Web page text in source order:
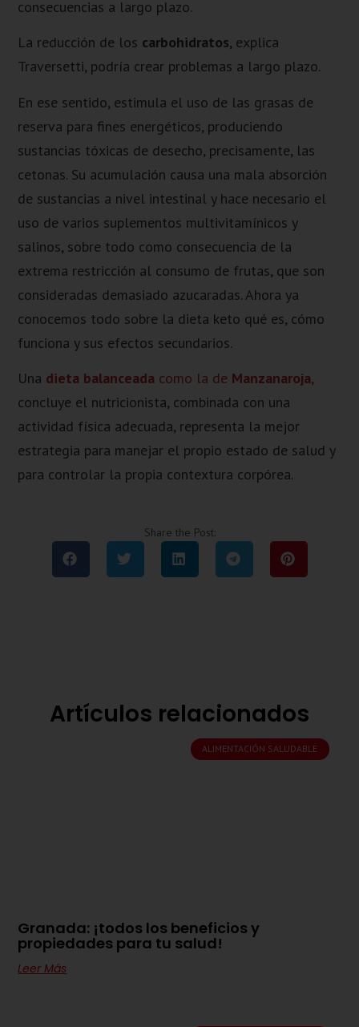
consecuencias a largo plazo.
La reducción de los carbohidratos, explica
Traversetti, podría crear problemas a largo plazo.
En ese sentido, estimula el uso de las grasas de
reserva para fines energéticos, produciendo
sustancias tóxicas de desecho, precisamente, las
cetonas. Su acumulación causa una mala absorción
de sustancias a nivel intestinal y hace necesario el
uso de varios suplementos multivitamínicos y
salinos, sobre todo como consecuencia de la
extrema restricción al consumo de frutas, que son
consideradas demasiado azucaradas. Ahora ya
conocemos todo sobre la dieta keto qué es, cómo
funciona y sus efectos secundarios.
Una dieta balanceada como la de Manzanaroja,
concluye el nutricionista, combinada con una
actividad física adecuada, representa la mejor
estrategia para manejar el propio estado de salud y
para controlar la propia contextura corpórea.
Share the Post:
Artículos relacionados
ALIMENTACIÓN SALUDABLE
Granada: ¡todos los beneficios y
propiedades para tu salud!
Leer Más